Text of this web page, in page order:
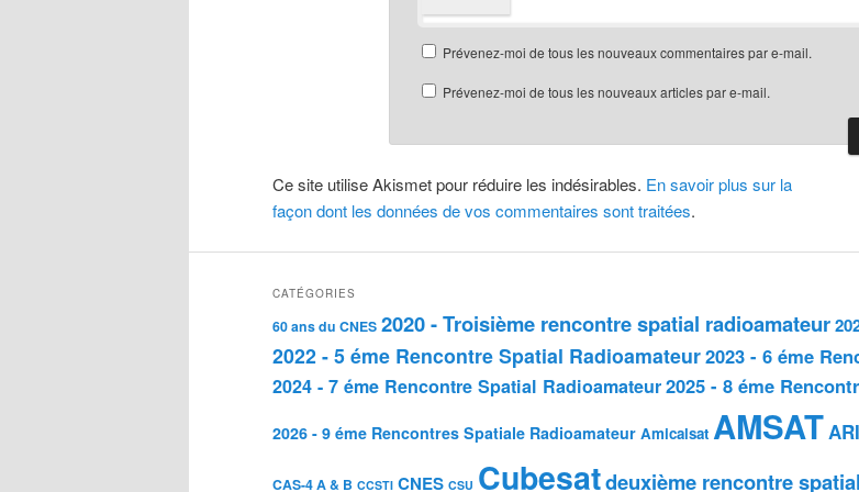
Prévenez-moi de tous les nouveaux commentaires par e-mail.
Prévenez-moi de tous les nouveaux articles par e-mail.
Ce site utilise Akismet pour réduire les indésirables. En savoir plus sur la
façon dont les données de vos commentaires sont traitées.
CATÉGORIES
60 ans du CNES 2020 - Troisième rencontre spatial radioamateur
2022 - 5 éme Rencontre Spatial Radioamateur2023 - 6 éme
2024 - 7 éme Rencontre Spatial Radioamateur2025 - 8 éme
2026 - 9 éme Rencontres Spatiale Radioamateur Amicalsat AMSAT
CAS-4 A & B CCSTI CNES CSU Cubesatdeuxième rencontre